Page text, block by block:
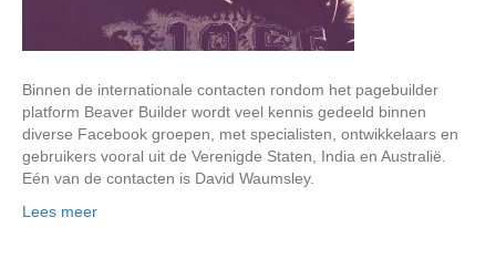
Binnen de internationale contacten rondom het pagebuilder
platform Beaver Builder wordt veel kennis gedeeld binnen
diverse Facebook groepen, met specialisten, ontwikkelaars en
gebruikers vooral uit de Verenigde Staten, India en Australië.
Eén van de contacten is David Waumsley.
Lees meer